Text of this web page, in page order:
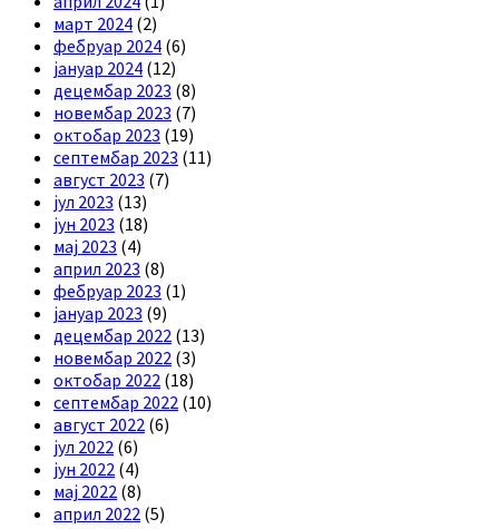
март 2024 (2)
фебруар 2024 (6)
јануар 2024 (12)
децембар 2023 (8)
новембар 2023 (7)
октобар 2023 (19)
септембар 2023 (11)
август 2023 (7)
јул 2023 (13)
јун 2023 (18)
мај 2023 (4)
април 2023 (8)
фебруар 2023 (1)
јануар 2023 (9)
децембар 2022 (13)
новембар 2022 (3)
октобар 2022 (18)
септембар 2022 (10)
август 2022 (6)
јул 2022 (6)
јун 2022 (4)
мај 2022 (8)
април 2022 (5)